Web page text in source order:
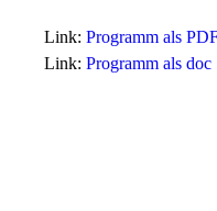
Link: Programm als
Link: Programm als doc